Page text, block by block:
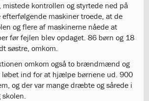
mistede kontrollen og styrtede ned på
efterfølgende maskiner troede, at de
og flere af maskinerne nåede at
før fejlen blev opdaget. 86 børn og 18
søstre, omkom.
omkom også to brændmænd og
ind for at hjælpe børnene ud. 900
og der var mange dræbte og sårede i
skolen.